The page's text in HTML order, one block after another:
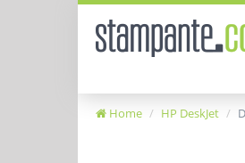
Home HP DeskJet